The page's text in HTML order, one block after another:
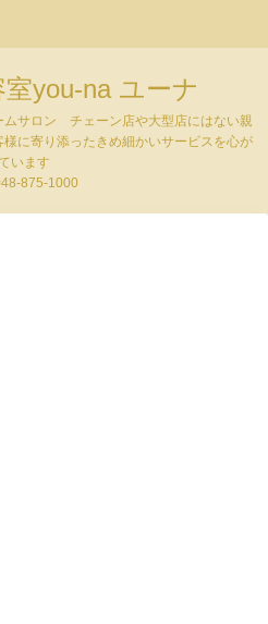
you-na ユーナ
ムサロン チェーン店や大型店にはない親
に寄り添ったきめ細かいサービスを心が
います
875-1000